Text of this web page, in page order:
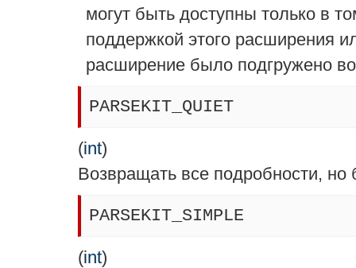
могут быть доступны только в
поддержкой этого расширения
расширение было подгружено
PARSEKIT_QUIET
(int)
Возвращать все подробности, но
PARSEKIT_SIMPLE
(int)